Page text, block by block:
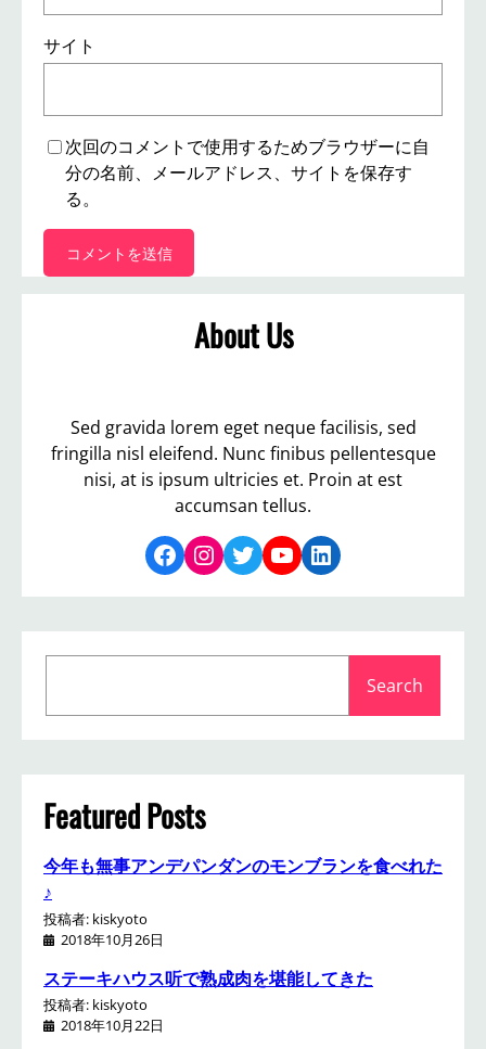
サイト
次回のコメントで使用するためブラウザーに自
分の名前、メールアドレス、サイトを保存す
る。
About Us
Sed gravida lorem eget neque facilisis, sed
fringilla nisl eleifend. Nunc finibus pellentesque
nisi, at is ipsum ultricies et. Proin at est
accumsan tellus.
Facebook Instagram Twitter YouTube LinkedIn
a
r
c
h
Search
Featured Posts
今年も無事アンデパンダンのモンブランを食べれた
♪
投稿者: kiskyoto
2018年10月26日
ステーキハウス听で熟成肉を堪能してきた
投稿者: kiskyoto
2018年10月22日